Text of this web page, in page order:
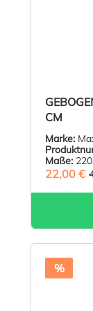
CM
Marke:
Maße:
22,00 €
%